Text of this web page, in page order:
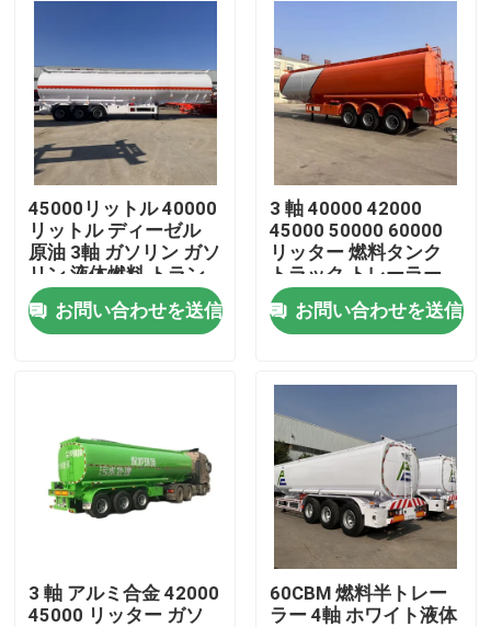
ビデオ
私達について
工場旅行
品質管理
引用を要求しなさい
使用されたダンプカー トラック
45000リットル 40000
リットル ディーゼル
原油 3軸 ガソリン ガソ
リン 液体燃料 トラン
カー トレーラー タン
ク 半トレーラー
お問い合わせを送信
3 軸 40000 42000
45000 50000 60000
リッター 燃料タンク
トラック トレーラー
ガソリン ガソリン デ
ィーゼル 油タンク 燃
料タンク
お問い合わせを送信
3 軸 アルミ合金 42000
45000 リッター ガソ
60CBM 燃料半トレー
ラー 4軸 ホワイト液体